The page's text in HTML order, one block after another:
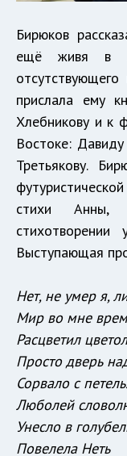
Бирюков
ещё живя в
прислала ему
Хлебникову и к
Востоке:
Третьякову.
стихи Анны,
стихотворении
Выступающая
Нет, не умер я,
Мир во мне
Расцветил
Просто дверь
Сорвало с
Люболей
Унесло в
Повелела Неть